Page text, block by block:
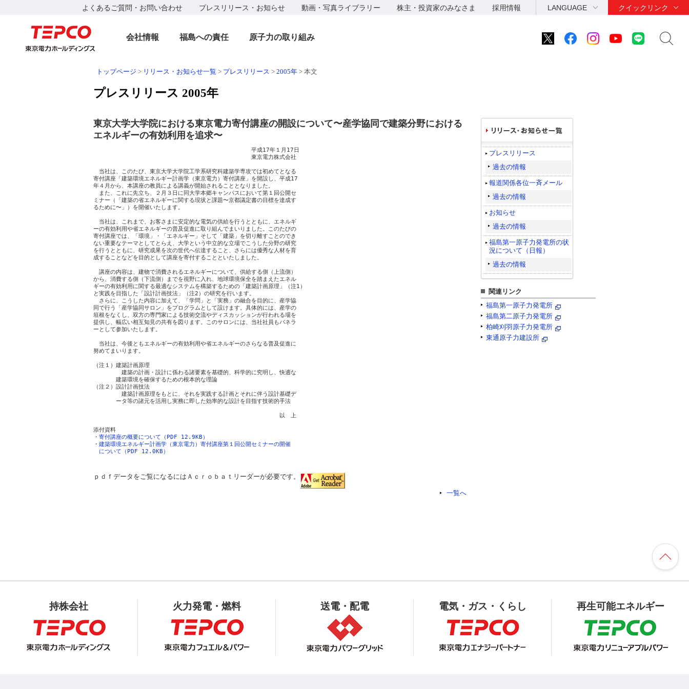
よくあるご質問・お問い合わせ プレスリリース・お知らせ 動画・写真ライブラリー 株主・投資家のみなさま 採用情報 LANGUAGE クイックリンク
会社情報 福島への責任 原子力の取り組み
トップページ > リリース・お知らせ一覧 > プレスリリース > 2005年 > 本文
プレスリリース 2005年
東京大学大学院における東京電力寄付講座の開設について〜産学協同で建築分野における
エネルギーの有効利用を追求〜
平成17年１月17日
東京電力株式会社
当社は、このたび、東京大学大学院工学系研究科建築学専攻では初めてとなる
寄付講座「建築環境エネルギー計画学（東京電力）寄付講座」を開設し、平成17
年４月から、本講座の教員による講義が開始されることとなりました。
また、これに先立ち、２月３日に同大学本郷キャンパスにおいて第１回公開セ
ミナー（「建築の省エネルギーに関する現状と課題〜京都議定書の目標を達成す
るために〜」）を開催いたします。
当社は、これまで、お客さまに安定的な電気の供給を行うとともに、エネルギ
ーの有効利用や省エネルギーの普及促進に取り組んでまいりました。このたびの
寄付講座では、「環境」・「エネルギー」そして「建築」を切り離すことのでき
ない重要なテーマとしてとらえ、大学という中立的な立場でこうした分野の研究
を行うとともに、研究成果を次の世代へ伝達すること、さらには優秀な人材を育
成することなどを目的として講座を寄付することといたしました。
講座の内容は、建物で消費されるエネルギーについて、供給する側（上流側）
から、消費する側（下流側）までを視野に入れ、地球環境保全を踏まえたエネル
ギーの有効利用に関する最適なシステムを構築するための「建築計画原理」（注1）
と実践を目指した「設計計画技法」（注2）の研究を行います。
さらに、こうした内容に加えて、「学問」と「実務」の融合を目的に、産学協
同で行う「産学協同サロン」をプログラムとして設けます。具体的には、産学の
垣根をなくし、双方の専門家による技術交流やディスカッションが行われる場を
提供し、幅広い相互知見の共有を図ります。このサロンには、当社社員もパネラ
ーとして参加いたします。
当社は、今後ともエネルギーの有効利用や省エネルギーのさらなる普及促進に
努めてまいります。
（注１）建築計画原理
建築の計画・設計に係わる諸要素を基礎的、科学的に究明し、快適な
建築環境を確保するための根本的な理論
（注２）設計計画技法
建築計画原理をもとに、それを実践する計画とそれに伴う設計基礎デ
ータ等の諸元を活用し実務に即した効率的な設計を目指す技術的手法
以　上
添付資料
・ 寄付講座の概要について（PDF 12.9KB）
・ 建築環境エネルギー計画学（東京電力）寄付講座第１回公開セミナーの開催
について（PDF 12.0KB）
ｐｄｆデータをご覧になるにはＡｃｒｏｂａｔリーダーが必要です。
一覧へ
プレスリリース
過去の情報
報道関係各位一斉メール
過去の情報
お知らせ
過去の情報
福島第一原子力発電所の状
況について（日報）
過去の情報
関連リンク
福島第一原子力発電所
福島第二原子力発電所
柏崎刈羽原子力発電所
東通原子力建設所
持株会社 火力発電・燃料 送電・配電 電気・ガス・くらし 再生可能エネルギー